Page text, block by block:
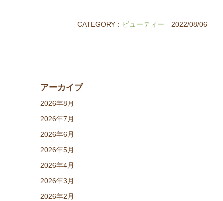
CATEGORY： ビューティー 2022/08/06
アーカイブ
2026年8月
2026年7月
2026年6月
2026年5月
2026年4月
2026年3月
2026年2月